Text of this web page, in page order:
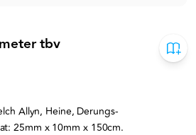
tbv
Allyn, Heine, Derungs-
25mm x 10mm x 150cm.